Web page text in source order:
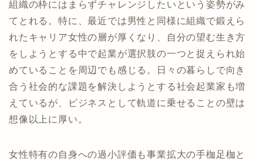
組織の枠にはまらずチャレンジしたいという姿勢がみ
てとれる。特に、最近では男性と同様に組織で鍛えら
れたキャリア女性の層が厚くなり、自分の望む生き方
をしようとする中で起業が選択肢の一つと捉えられ始
めていることを周辺でも感じる。日々の暮らしで向き
合う社会的な課題を解決しようとする社会起業家も増
えているが、ビジネスとして軌道に乗せることの壁は
想像以上に厚い。
女性特有の自身への過小評価も事業拡大の手枷足枷と